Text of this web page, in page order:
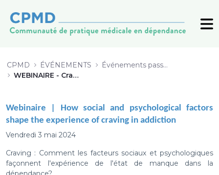
CPMD ÉVÉNEMENTS
Événements passés (archive)
WEBINAIRE - Craving
Webinaire | How social and psychological factors
shape the experience of craving in addiction
Vendredi 3 mai 2024
Craving : Comment les facteurs sociaux et psychologiques
façonnent l'expérience de l'état de manque dans la